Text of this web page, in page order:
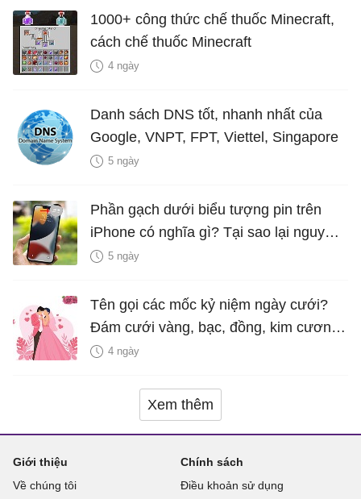
1000+ công thức chế thuốc Minecraft,
cách chế thuốc Minecraft
4 ngày
Danh sách DNS tốt, nhanh nhất của
Google, VNPT, FPT, Viettel, Singapore
5 ngày
Phần gạch dưới biểu tượng pin trên
iPhone có nghĩa gì? Tại sao lại nguy
hiểm?
5 ngày
Tên gọi các mốc kỷ niệm ngày cưới?
Đám cưới vàng, bạc, đồng, kim cương
là bao nhiêu năm?
4 ngày
Xem thêm
Giới thiệu
Về chúng tôi
Chính sách
Điều khoản sử dụng